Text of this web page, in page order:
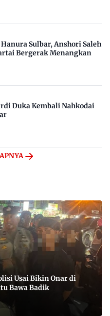
Sulbar, Anshori Saleh
Bergerak Menangkan
Duka Kembali Nahkodai
Usai Bikin Onar di
Bawa Badik